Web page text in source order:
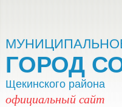
ГОРОД
Щекинского района
официальный сайт